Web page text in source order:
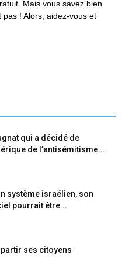
Mais vous savez bien
! Alors, aidez-vous et
qui a décidé de
de l’antisémitisme...
système israélien, son
pourrait être...
ses citoyens